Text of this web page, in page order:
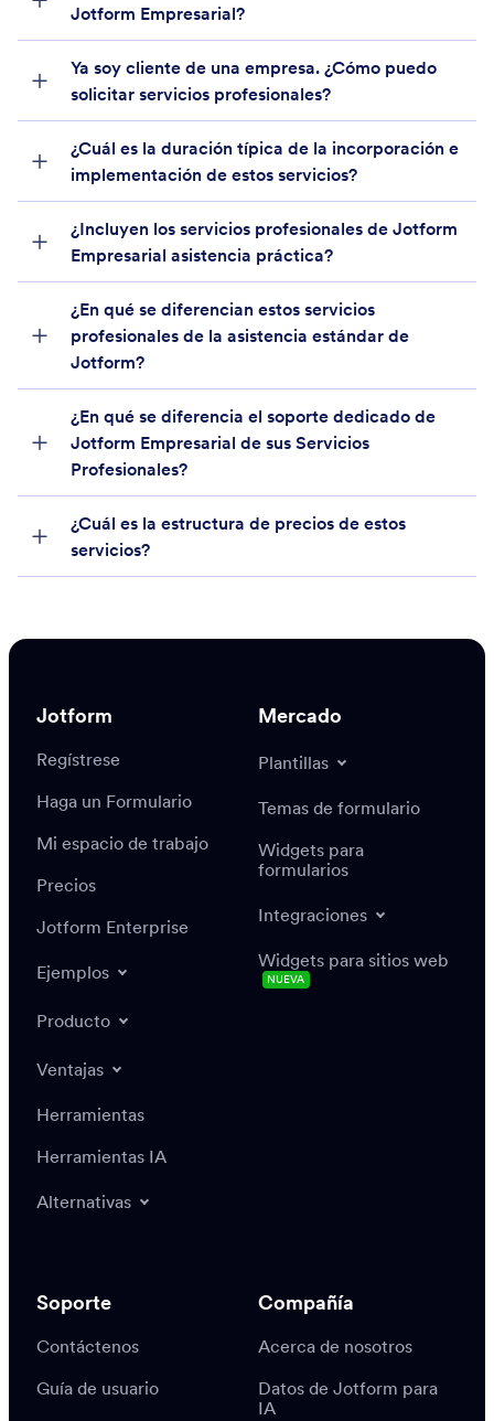
Jotform Empresarial?
Ya soy cliente de una empresa. ¿Cómo puedo
solicitar servicios profesionales?
¿Cuál es la duración típica de la incorporación e
implementación de estos servicios?
¿Incluyen los servicios profesionales de Jotform
Empresarial asistencia práctica?
¿En qué se diferencian estos servicios
profesionales de la asistencia estándar de
Jotform?
¿En qué se diferencia el soporte dedicado de
Jotform Empresarial de sus Servicios
Profesionales?
¿Cuál es la estructura de precios de estos
servicios?
equipo de ventas de Jotform
Jotform
Regístrese
Haga un Formulario
Mi espacio de trabajo
Precios
Jotform Enterprise
Ejemplos
Producto
Ventajas
Herramientas
Herramientas IA
Alternativas
Mercado
Plantillas
Temas de formulario
Widgets para
formularios
Integraciones
Widgets para sitios web
NUEVA
Soporte
Contáctenos
Guía de usuario
Compañía
Acerca de nosotros
Datos de Jotform para
IA